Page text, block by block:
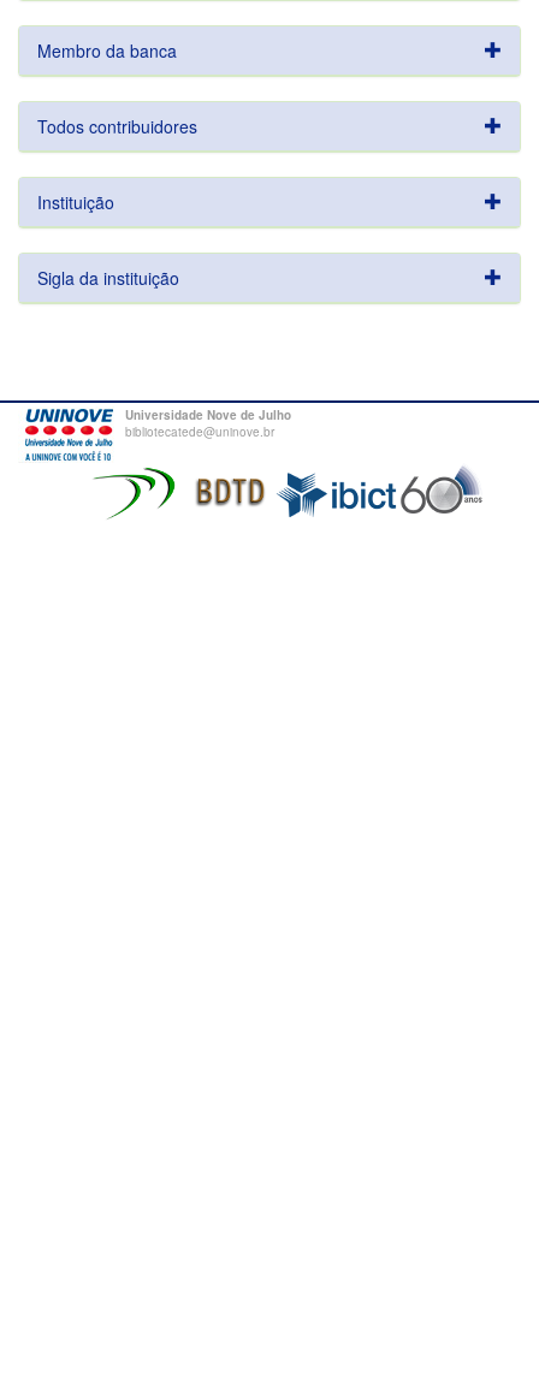
Membro da banca
Todos contribuidores
Instituição
Sigla da instituição
Universidade Nove de Julho
bibliotecatede@uninove.br